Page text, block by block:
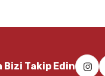
Bizi Takip Edin